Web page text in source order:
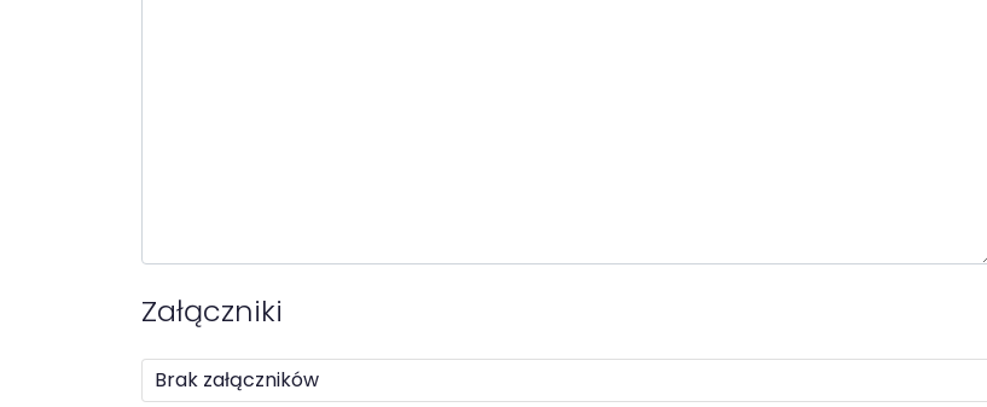
Załączniki
Brak załączników